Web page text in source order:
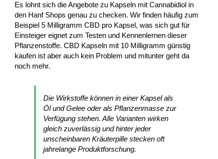
Es lohnt sich die Angebote zu Kapseln mit Cannabidiol in
den Hanf Shops genau zu checken. Wir finden häufig zum
Beispiel 5 Milligramm CBD pro Kapsel, was sich gut für
Einsteiger eignet zum Testen und Kennenlernen dieser
Pflanzenstoffe. CBD Kapseln mit 10 Milligramm günstig
kaufen ist aber auch kein Problem und mitunter geht da
noch mehr.
Die Wirkstoffe können in einer Kapsel als
Öl und Gelee oder als Pflanzenmasse zur
Verfügung stehen. Alle Varianten wirken
gleich zuverlässig und hinter jeder
unscheinbaren Kräuterpille stecken oft
jahrelange Produktforschung.